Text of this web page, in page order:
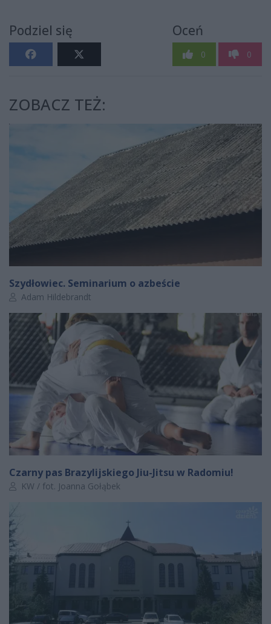
Podziel się Oceń
0 0
ZOBACZ TEŻ:
Szydłowiec. Seminarium o azbeście
Autor artykułu:
Adam Hildebrandt
Czarny pas Brazylijskiego Jiu-Jitsu w Radomiu!
Autor artykułu:
KW / fot. Joanna Gołąbek